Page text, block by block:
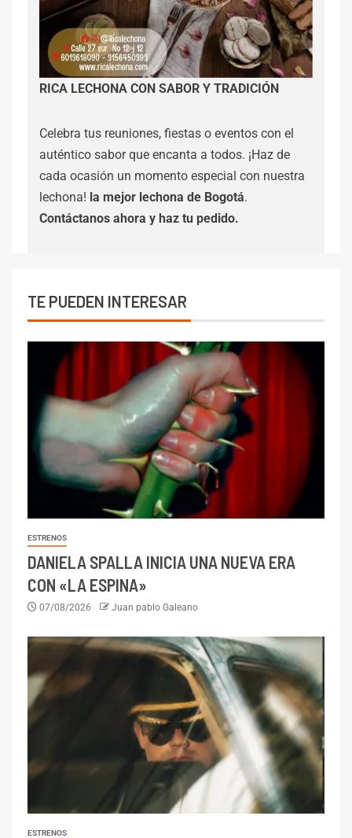
RICA LECHONA CON SABOR Y TRADICIÓN
Celebra tus reuniones, fiestas o eventos con el
auténtico sabor que encanta a todos. ¡Haz de
cada ocasión un momento especial con nuestra
lechona! la mejor lechona de Bogotá.
Contáctanos ahora y haz tu pedido.
TE PUEDEN INTERESAR
ESTRENOS
DANIELA SPALLA INICIA UNA NUEVA ERA
CON «LA ESPINA»
07/08/2026 Juan pablo Galeano
ESTRENOS